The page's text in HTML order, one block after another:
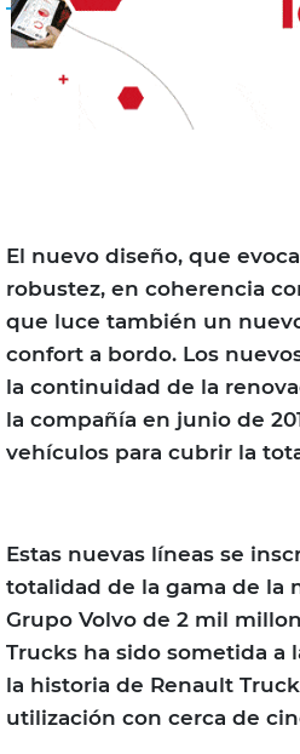
El nuevo diseño, que
robustez, en coherencia
que luce también un
confort a bordo. Los
la continuidad de la
la compañía en junio de
vehículos para cubrir la
Estas nuevas líneas se
totalidad de la gama de la
Grupo Volvo de 2 mil
Trucks ha sido sometida a
la historia de Renault
utilización con cerca de